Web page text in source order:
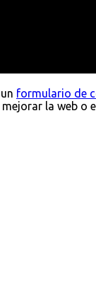
formulario de
la web o